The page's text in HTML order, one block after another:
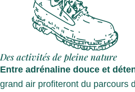
Des activités de pleine nature
Entre adrénaline douce et
grand air profiteront du parcours